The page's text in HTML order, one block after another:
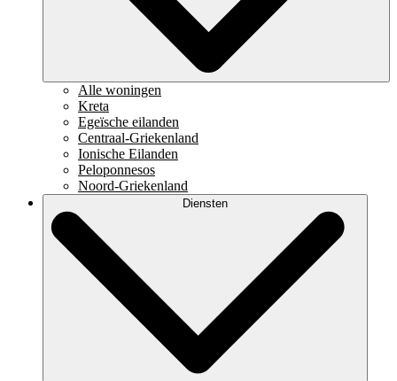
Alle woningen
Kreta
Egeïsche eilanden
Centraal-Griekenland
Ionische Eilanden
Peloponnesos
Noord-Griekenland
Diensten